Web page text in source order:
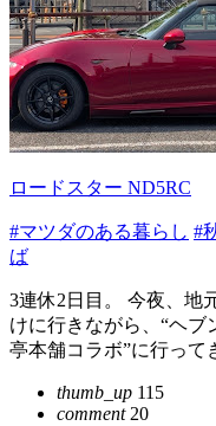
ロードスター ND5RC
#マツダのある暮らし #
ば
3連休2日目。 今夜、地
けに行きながら、“ヘ
亭本舗コラボ”に行って
thumb_up 115
comment20